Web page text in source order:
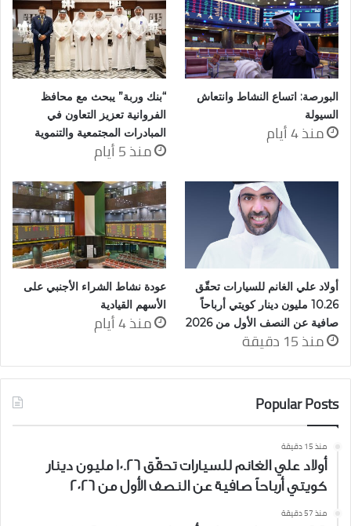
البورصة: اتساع النشاط وانتعاش
السيولة
منذ 4 أيام
“بنك وربة” يبحث مع محافظ
الفروانية تعزيز التعاون في
المبادرات المجتمعية والتنموية
منذ 5 أيام
أولاد علي الغانم للسيارات تحقّق
10.26 مليون دينار كويتي أرباحاً
صافية عن النصف الأول من 2026
منذ 15 دقيقة
عودة نشاط الشراء الأجنبي على
الأسهم القيادية
منذ 4 أيام
Popular Posts
منذ 15 دقيقة
أولاد علي الغانم للسيارات تحقّق 10.26 مليون دينار
كويتي أرباحاً صافية عن النصف الأول من 2026
منذ 57 دقيقة